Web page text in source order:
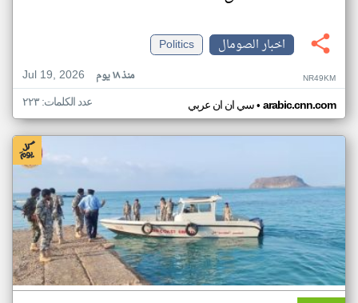
اخبار الصومال
Politics
Jul 19, 2026
منذ ١٨ يوم NR49KM
سي ان ان عربي• arabic.cnn.com عدد الكلمات: ٢٢٣